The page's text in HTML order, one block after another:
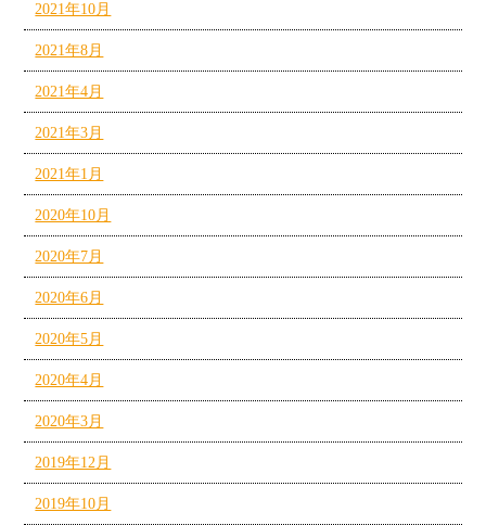
2021年10月
2021年8月
2021年4月
2021年3月
2021年1月
2020年10月
2020年7月
2020年6月
2020年5月
2020年4月
2020年3月
2019年12月
2019年10月